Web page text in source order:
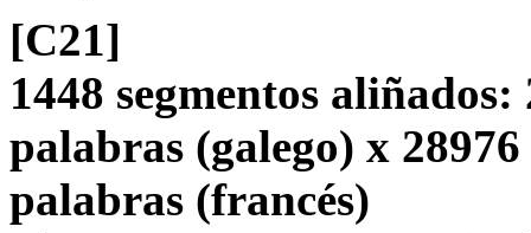
[C21]
1448 segmentos
palabras (galego) x
palabras (francés)